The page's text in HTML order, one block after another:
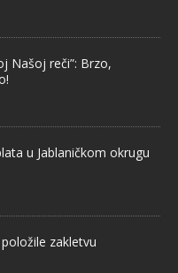
Našoj reči”: Brzo,
u Jablaničkom okrugu
zakletvu